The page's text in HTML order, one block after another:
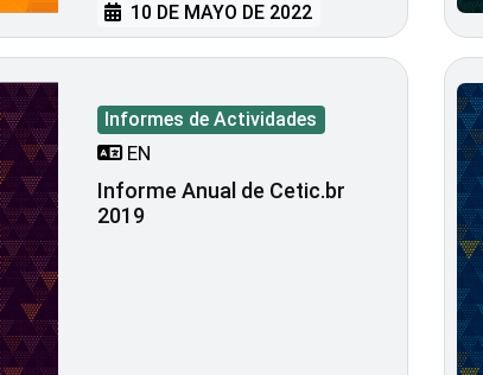
10 DE MAYO DE 2022
Informes de Actividades
EN
Informe Anual de Cetic.br
2019